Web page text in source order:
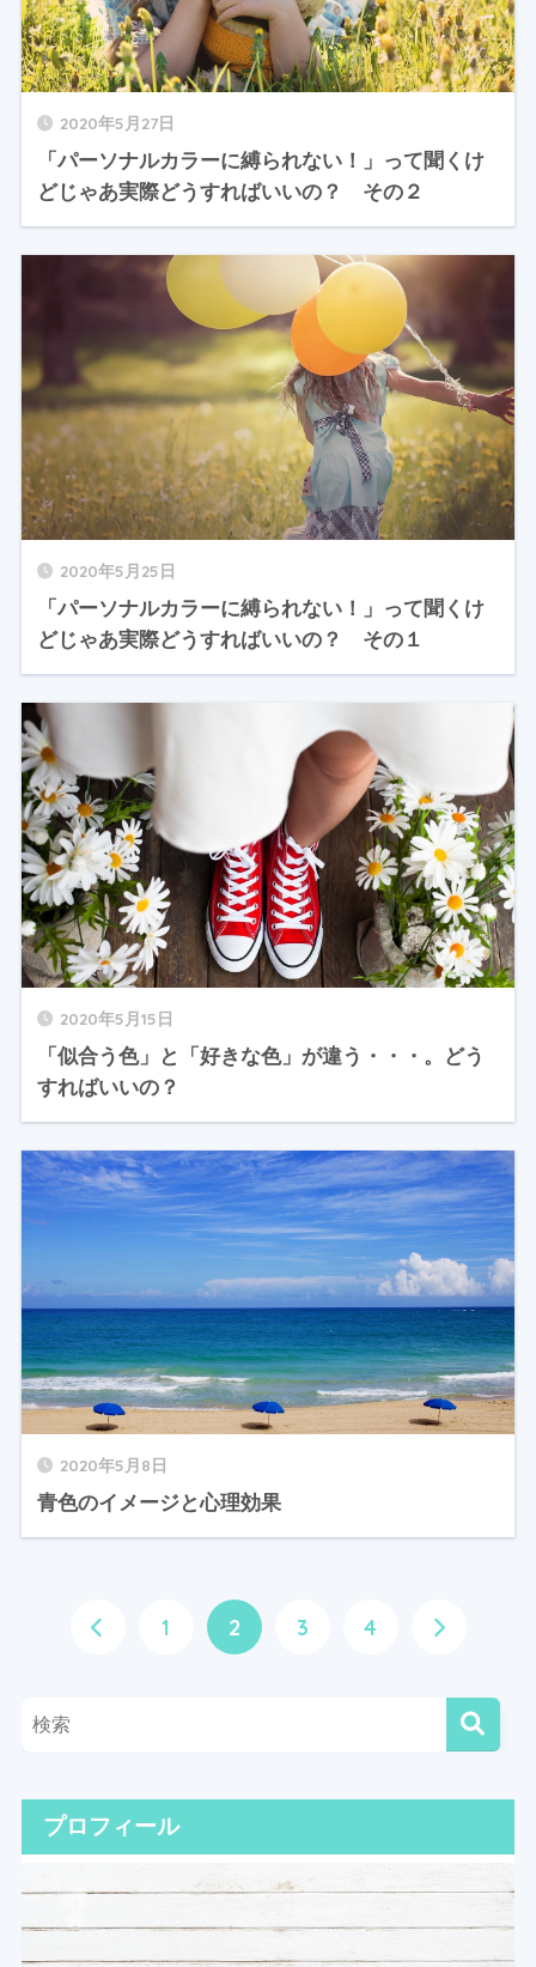
2020年5月27日
「パーソナルカラーに縛られない！」って聞くけ
どじゃあ実際どうすればいいの？ その２
2020年5月25日
「パーソナルカラーに縛られない！」って聞くけ
どじゃあ実際どうすればいいの？ その１
2020年5月15日
「似合う色」と「好きな色」が違う・・・。どう
すればいいの？
2020年5月8日
青色のイメージと心理効果
1 2 3 4
プロフィール